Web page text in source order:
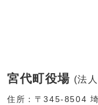
宮代町役場 (法
住所：〒345-8504